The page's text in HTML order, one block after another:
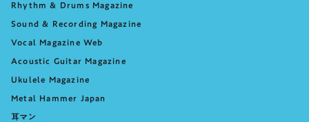
Rhythm & Drums Magazine
Sound & Recording Magazine
Vocal Magazine Web
Acoustic Guitar Magazine
Ukulele Magazine
Metal Hammer Japan
耳マン